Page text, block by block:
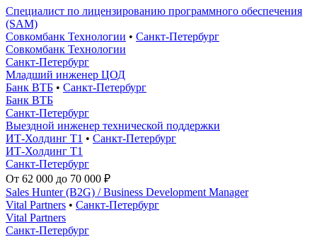
Специалист по лицензированию программного обеспечения
(SAM)
Совкомбанк Технологии • Санкт-Петербург
Совкомбанк Технологии
Санкт-Петербург
Младший инженер ЦОД
Банк ВТБ • Санкт-Петербург
Банк ВТБ
Санкт-Петербург
Выездной инженер технической поддержки
ИТ-Холдинг Т1 • Санкт-Петербург
ИТ-Холдинг Т1
Санкт-Петербург
От 62 000 до 70 000 ₽
Sales Hunter (B2G) / Business Development Manager
Vital Partners • Санкт-Петербург
Vital Partners
Санкт-Петербург